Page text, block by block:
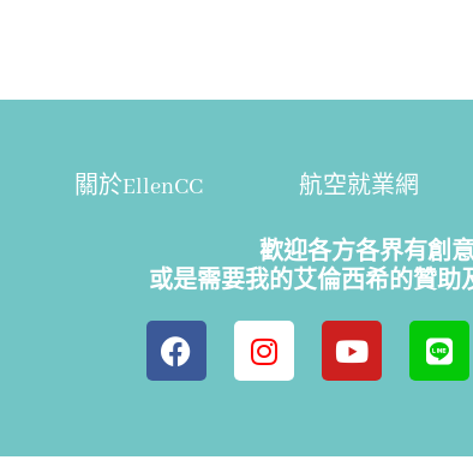
關於EllenCC 航空就業網
歡迎各方各界有創
或是需要我的艾倫西希的贊助